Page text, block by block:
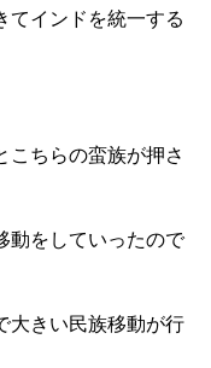
インドを統一する
ちらの蛮族が押さ
動をしていったので
大きい民族移動が行